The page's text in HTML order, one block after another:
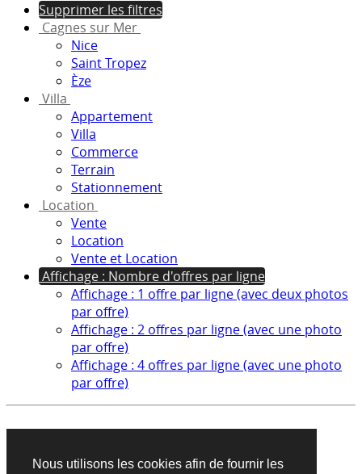
Nous utilisons les cookies afin de fournir les
Supprimer les filtres
Cagnes sur Mer
Nice
Saint Tropez
Èze
Villa
Appartement
Villa
Commerce
Terrain
Stationnement
Location
Vente
Location
Vente et Location
Affichage : Nombre d'offres par ligne
Affichage : 1 offre par ligne (avec deux photos
par offre)
Affichage : 2 offres par ligne (avec une photo
par offre)
Affichage : 4 offres par ligne (avec une photo
par offre)